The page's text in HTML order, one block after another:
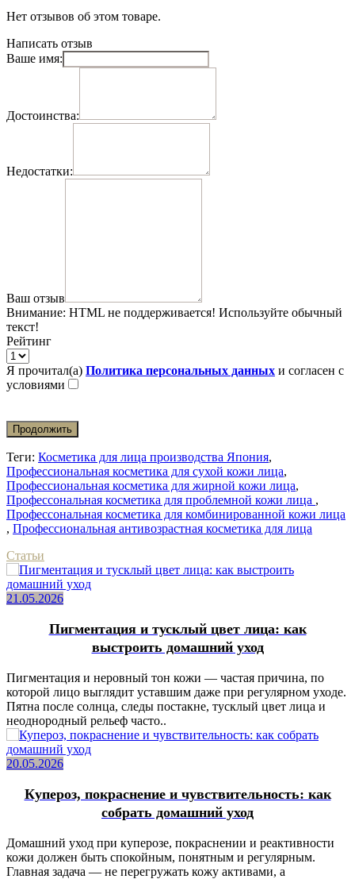
Нет отзывов об этом товаре.
Написать отзыв
Ваше имя:
Достоинства:
Недостатки:
Ваш отзыв
Внимание: HTML не поддерживается! Используйте обычный
текст!
Рейтинг
Я прочитал(а) Политика персональных данных и согласен с
условиями
Продолжить
Теги: Косметика для лица производства Япония,
Профессиональная косметика для сухой кожи лица,
Профессиональная косметика для жирной кожи лица,
Профессональная косметика для проблемной кожи лица ,
Профессональная косметика для комбинированной кожи лица
, Профессиональная антивозрастная косметика для лица
Статьи
21.05.2026
Пигментация и тусклый цвет лица: как
выстроить домашний уход
Пигментация и неровный тон кожи — частая причина, по
которой лицо выглядит уставшим даже при регулярном уходе.
Пятна после солнца, следы постакне, тусклый цвет лица и
неоднородный рельеф часто..
20.05.2026
Купероз, покраснение и чувствительность: как
собрать домашний уход
Домашний уход при куперозе, покраснении и реактивности
кожи должен быть спокойным, понятным и регулярным.
Главная задача — не перегружать кожу активами, а